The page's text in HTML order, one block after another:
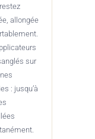
allongée
sur
: jusqu’à